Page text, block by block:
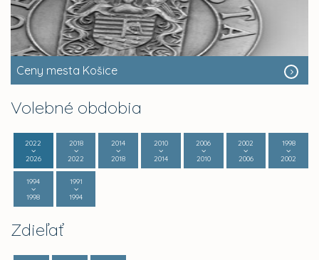
Ceny mesta Košice
Volebné obdobia
2022
2026
2018
2022
2014
2018
2010
2014
2006
2010
2002
2006
1998
2002
1994
1998
1991
1994
Zdieľať